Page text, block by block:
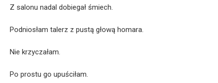
Z salonu nadal dobiegał śmiech.
Podniosłam talerz z pustą głową homara.
Nie krzyczałam.
Po prostu go upuściłam.